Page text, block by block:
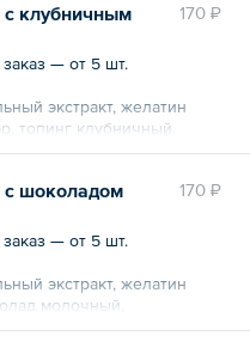
170 ₽
с клубничным
— от 5 шт.
экстракт, желатин
топинг клубничный.
170 ₽
с шоколадом
— от 5 шт.
экстракт, желатин
молочный.